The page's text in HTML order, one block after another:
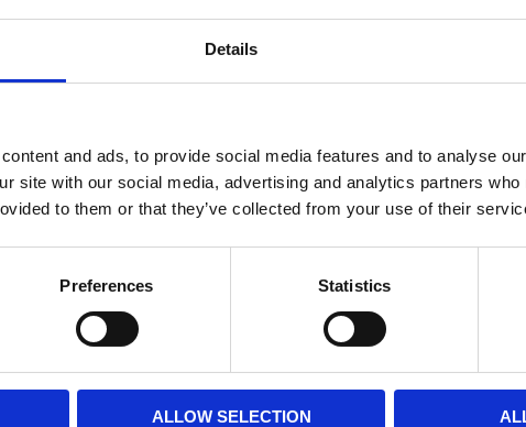
Details
and ads, to provide social media features and to analyse
site with our social media, advertising and analytics partners
to them or that they’ve collected from your use of their
Preferences Statistics
ALLOW SELECTION
Cykellampa
Laddbar
IP66
270
KÖP
2200 Lumen
Cykellampa - 2200Lm - Fjärrkontroll -
18650 (ingår ej)
1 245